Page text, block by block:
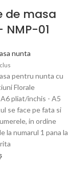
de masa
01
nunta
pentru nunta cu
Florale
pliat/inchis - A5
se face pe fata si
in ordine
la numarul 1 pana la